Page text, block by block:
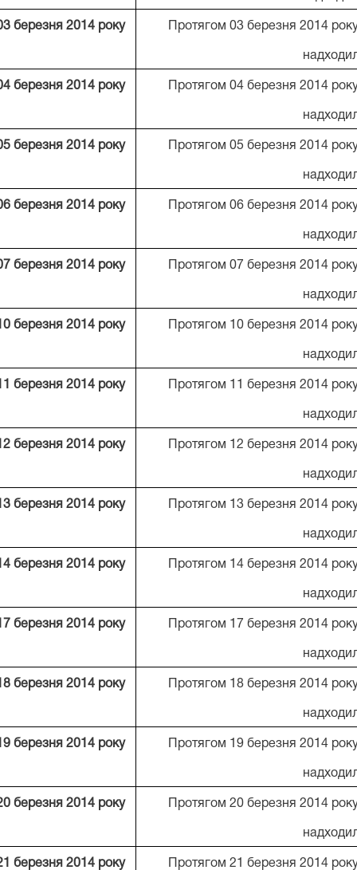
березня 2014 року Протягом 03 березня 2014
березня 2014 року Протягом 04 березня 2014
березня 2014 року Протягом 05 березня 2014
березня 2014 року Протягом 06 березня 2014
березня 2014 року Протягом 07 березня 2014
березня 2014 року Протягом 10 березня 2014
березня 2014 року Протягом 11 березня 2014
березня 2014 року Протягом 12 березня 2014
березня 2014 року Протягом 13 березня 2014
березня 2014 року Протягом 14 березня 2014
березня 2014 року Протягом 17 березня 2014
березня 2014 року Протягом 18 березня 2014
березня 2014 року Протягом 19 березня 2014
березня 2014 року Протягом 20 березня 2014
березня 2014 року Протягом 21 березня 2014